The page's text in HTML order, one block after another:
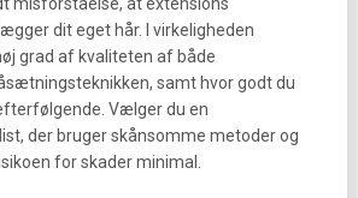
dit eget hår. I virkeligheden
grad af kvaliteten af både
samt hvor godt du
Vælger du en
der bruger skånsomme metoder og
for skader minimal.